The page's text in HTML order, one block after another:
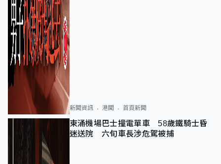
新聞資訊 港聞 首頁新聞
東涌機場巴士撞電單車 58歲鐵騎士昏
迷送院 六旬車長涉危駕被捕